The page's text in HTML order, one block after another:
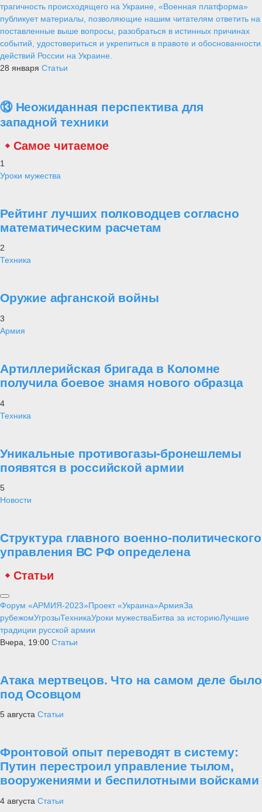
трагичность происходящего на Украине, «Военная платформа»
публикует материалы, позволяющие нашим читателям ответить на
поставленные выше вопросы, разобраться в истинных причинах
событий, удостовериться и укрепиться в правоте и обоснованности
действий России на Украине.
28 января Статьи
⑬ Неожиданная перспектива для
западной техники
Самое читаемое
1
Уроки мужества
Рейтинг лучших полководцев согласно
математическим расчетам
2
Техника
Оружие афганской войны
3
Армия
Артиллерийская бригада в Коломне
получила боевое знамя нового образца
4
Техника
Уникальные противогазы-бронешлемы
появятся в российской армии
5
Новости
Структура главного военно-политического
управления ВС РФ определена
Статьи
Форум «АРМИЯ-2023»Проект «Украина»АрмияЗа
рубежомУгрозыТехникаУроки мужестваБитва за историюЛучшие
традиции русской армии
Вчера, 19:00 Статьи
Атака мертвецов. Что на самом деле было
под Осовцом
5 августа Статьи
Фронтовой опыт переводят в систему:
Путин перестроил управление тылом,
вооружениями и беспилотными войсками
4 августа Статьи